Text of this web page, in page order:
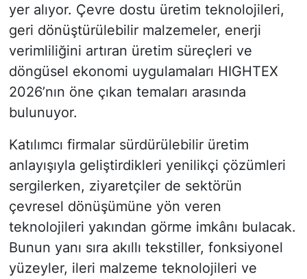
yer alıyor. Çevre dostu üretim teknolojileri,
geri dönüştürülebilir malzemeler, enerji
verimliliğini artıran üretim süreçleri ve
döngüsel ekonomi uygulamaları HIGHTEX
2026’nın öne çıkan temaları arasında
bulunuyor.
Katılımcı firmalar sürdürülebilir üretim
anlayışıyla geliştirdikleri yenilikçi çözümleri
sergilerken, ziyaretçiler de sektörün
çevresel dönüşümüne yön veren
teknolojileri yakından görme imkânı bulacak.
Bunun yanı sıra akıllı tekstiller, fonksiyonel
yüzeyler, ileri malzeme teknolojileri ve